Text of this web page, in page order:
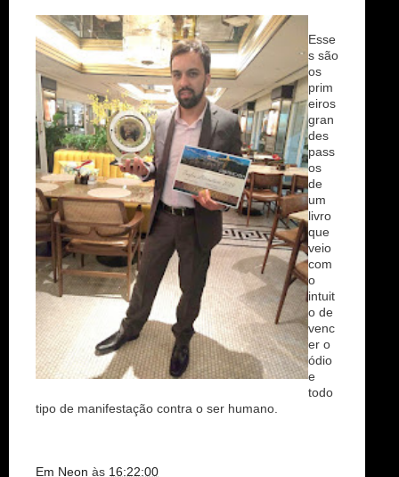
Esse
s são
os
prim
eiros
gran
des
pass
os
de
um
livro
que
veio
com
o
intuit
o de
venc
er o
ódio
e
todo
tipo de manifestação contra o ser humano.
Em Neon às 16:22:00